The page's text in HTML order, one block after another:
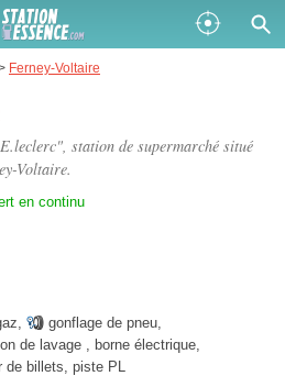
Ferney-Voltaire
station de supermarché situé
Voltaire.
en continu
, gonflage de pneu,
de lavage , borne électrique,
de billets, piste PL